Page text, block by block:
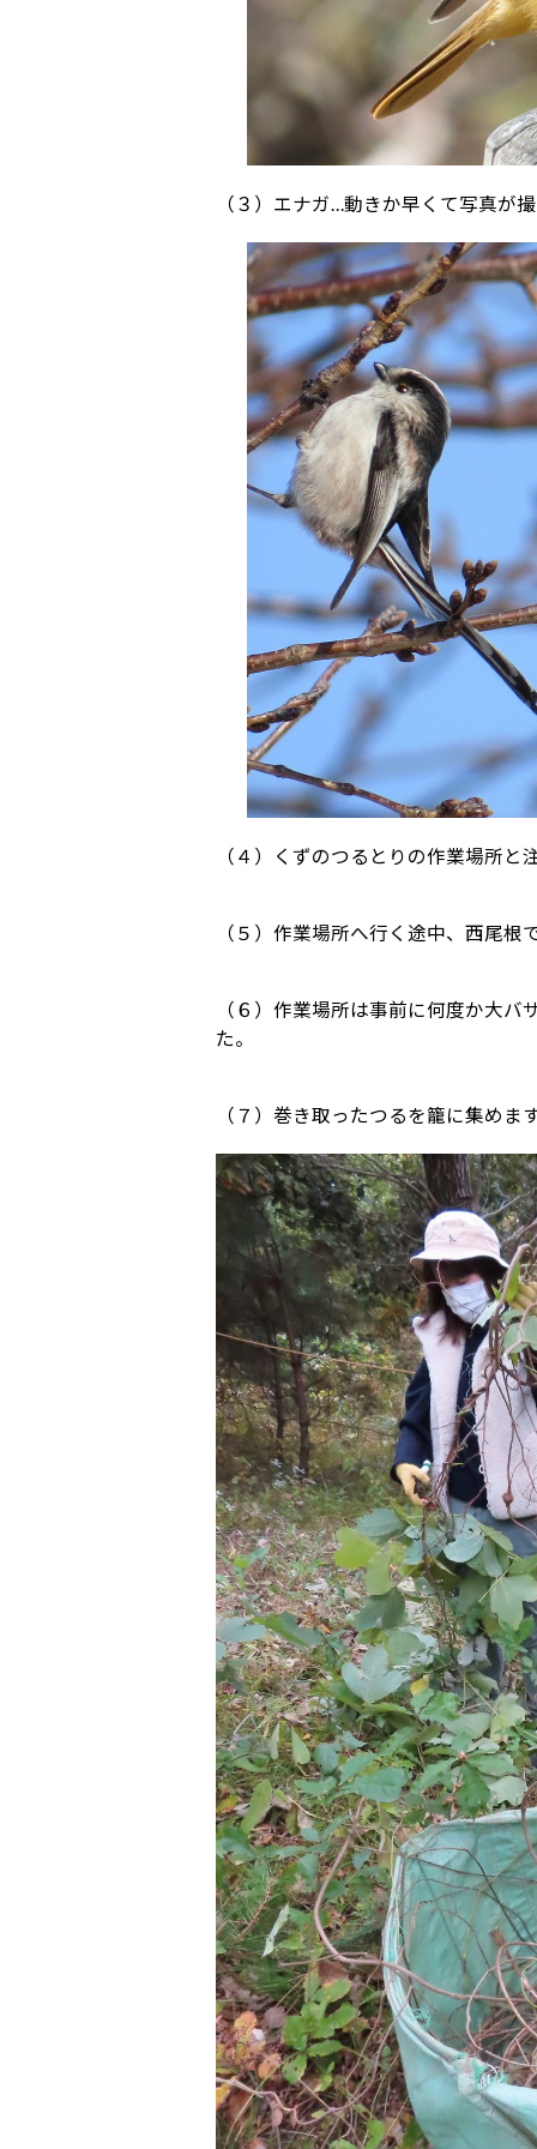
（３）エナガ…動きか早くて写真が
（４）くずのつるとりの作業場所と
（５）作業場所へ行く途中、西尾根
（６）作業場所は事前に何度か大
た。
（７）巻き取ったつるを籠に集めま